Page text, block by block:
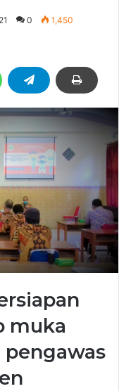
0 1,450
muka